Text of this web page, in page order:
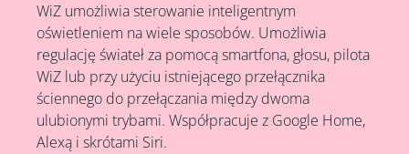
WiZ umożliwia sterowanie inteligentnym
oświetleniem na wiele sposobów. Umożliwia
regulację świateł za pomocą smartfona, głosu, pilota
WiZ lub przy użyciu istniejącego przełącznika
ściennego do przełączania między dwoma
ulubionymi trybami. Współpracuje z Google Home,
Alexą i skrótami Siri.